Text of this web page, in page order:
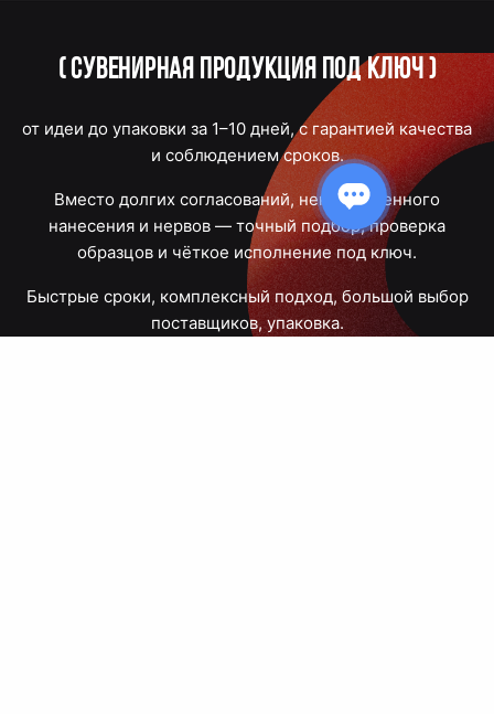
(Сувенирная продукция под ключ)
от идеи до упаковки за 1–10 дней, с гарантией качества
и соблюдением сроков.
Вместо долгих согласований, некачественного
нанесения и нервов — точный подбор, проверка
образцов и чёткое исполнение под ключ.
Быстрые сроки, комплексный подход, большой выбор
поставщиков, упаковка.